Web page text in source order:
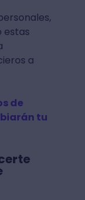
estas
a
de
tu